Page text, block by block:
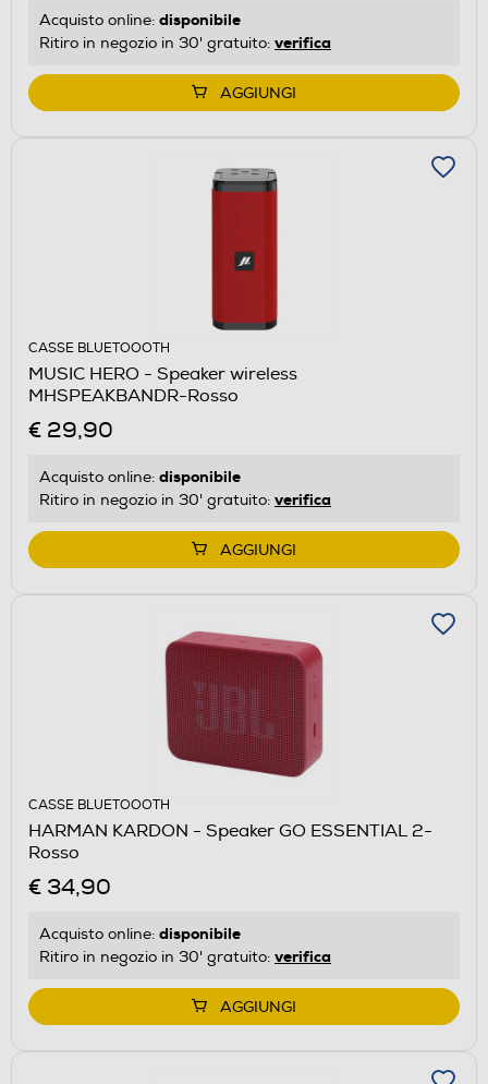
Acquisto online: disponibile
Ritiro in negozio in 30' gratuito: verifica
AGGIUNGI
CASSE BLUETOOOTH
MUSIC HERO - Speaker wireless
MHSPEAKBANDR-Rosso
€ 29,90
Acquisto online: disponibile
Ritiro in negozio in 30' gratuito: verifica
AGGIUNGI
CASSE BLUETOOOTH
HARMAN KARDON - Speaker GO ESSENTIAL 2-
Rosso
€ 34,90
Acquisto online: disponibile
Ritiro in negozio in 30' gratuito: verifica
AGGIUNGI